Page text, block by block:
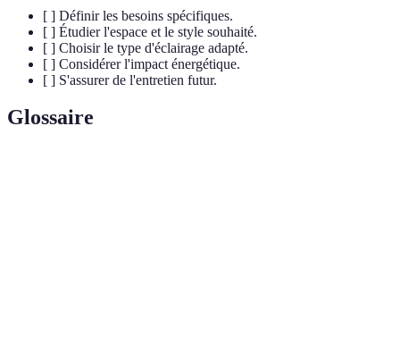
[ ] Définir les besoins spécifiques.
[ ] Étudier l'espace et le style souhaité.
[ ] Choisir le type d'éclairage adapté.
[ ] Considérer l'impact énergétique.
[ ] S'assurer de l'entretien futur.
Glossaire